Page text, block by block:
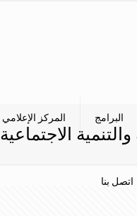
البرامج المركز الإعلامي
اتصل بنا
الاجتماعية